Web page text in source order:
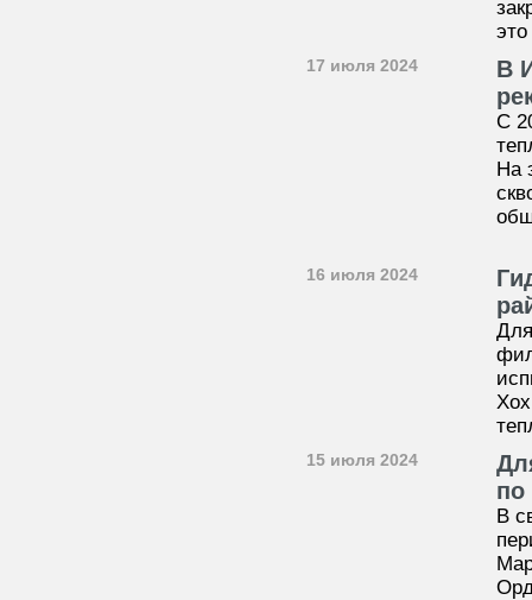
17 июля 2024
В
С
На
16 июля 2024
15 июля 2024
по
В